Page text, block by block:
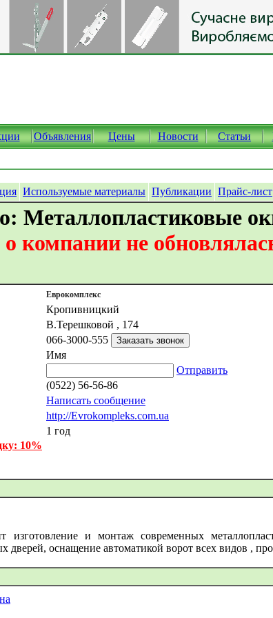
Объявления Цены Новости Статьи
Используемые материалы Публикации Прайс-лист
Металлопластиковые
компании не
10%
Еврокомплекс
Кропивницкий
В.Терешковой , 174
066-3000-555
Имя
Отправить
(0522) 56-56-86
Написать сообщение
http://Evrokompleks.com.ua
1 год
изготовление и монтаж современных
дверей, оснащение автоматикой ворот всех видов ,